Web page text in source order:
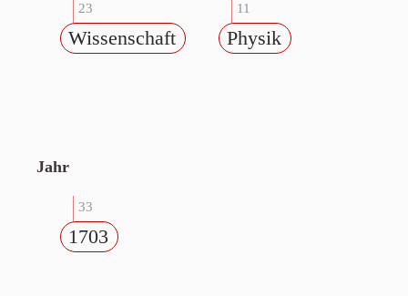
23
Wissenschaft
11
Physik
Jahr
33
1703